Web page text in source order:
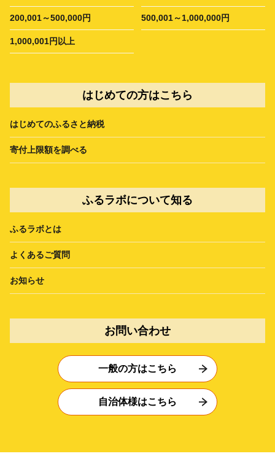
200,001～500,000円 500,001～1,000,000円
1,000,001円以上
はじめての方はこちら
はじめてのふるさと納税
寄付上限額を調べる
ふるラボについて知る
ふるラボとは
よくあるご質問
お知らせ
お問い合わせ
一般の方はこちら
自治体様はこちら